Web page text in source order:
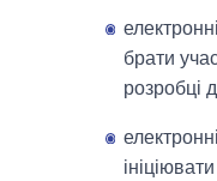
брати
розробці